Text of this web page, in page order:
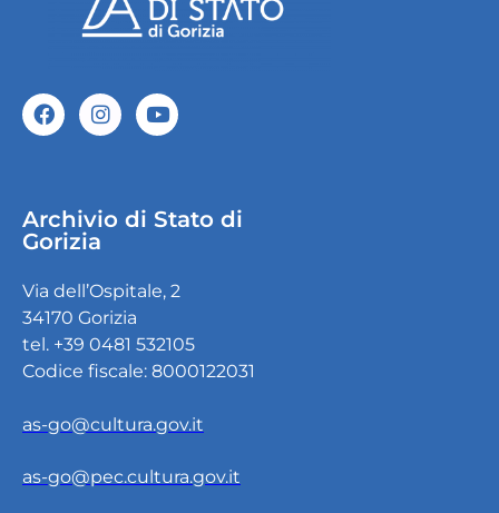
Archivio di Stato di
Gorizia
Via dell’Ospitale, 2
34170 Gorizia
tel. +39 0481 532105
Codice fiscale: 8000122031
as-go@cultura.gov.it
as-go@pec.cultura.gov.it